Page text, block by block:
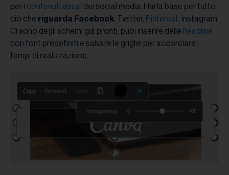
per i contenuti visual dei social media. Hai la base per tutto
ciò che riguarda Facebook, Twitter, Pinterest, Instagram.
Ci sono degli schemi già pronti, puoi inserire delle headline
con font predefiniti e salvare le griglie per accorciare i
tempi di realizzazione.